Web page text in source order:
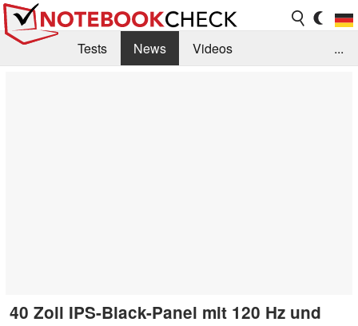
Tests News
Videos
...
40 Zoll IPS-Black-Panel mit 120 Hz und